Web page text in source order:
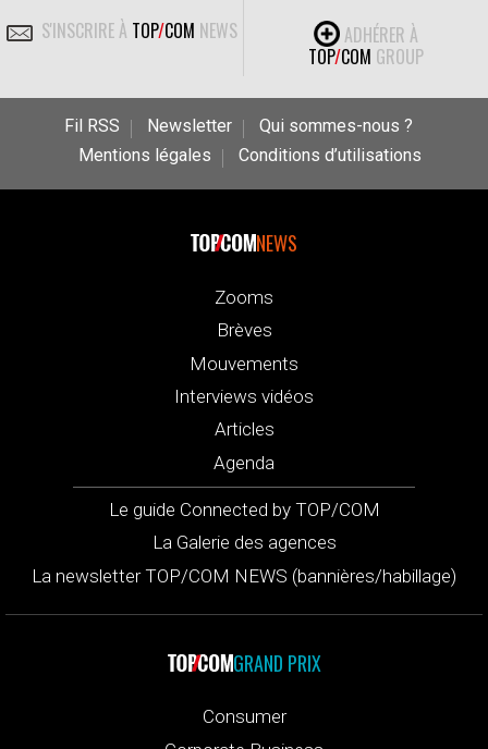
S'INSCRIRE À TOP/COM NEWS
ADHÉRER À
TOP/COM GROUP
Fil RSS Newsletter
Qui sommes-nous ?
Mentions légales
Conditions d’utilisations
NEWS
Zooms
Brèves
Mouvements
Interviews vidéos
Articles
Agenda
Le guide Connected by TOP/COM
La Galerie des agences
La newsletter TOP/COM NEWS (bannières/habillage)
GRAND PRIX
Consumer